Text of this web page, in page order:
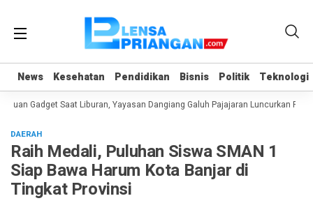
News Kesehatan Pendidikan Bisnis Politik Teknologi
News Kesehatan Pendidikan Bisnis Politik Teknologi
Gadget Saat Liburan, Yayasan Dangiang Galuh Pajajaran Luncurkan
DAERAH
Raih Medali, Puluhan Siswa SMAN 1
Siap Bawa Harum Kota Banjar di
Tingkat Provinsi